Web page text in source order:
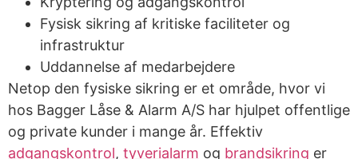
Fysisk sikring af kritiske faciliteter og
infrastruktur
Uddannelse af medarbejdere
Netop den fysiske sikring er et område, hvor vi
hos Bagger Låse & Alarm A/S har hjulpet offentlige
og private kunder i mange år. Effektiv
adgangskontrol, tyverialarm og brandsikring er